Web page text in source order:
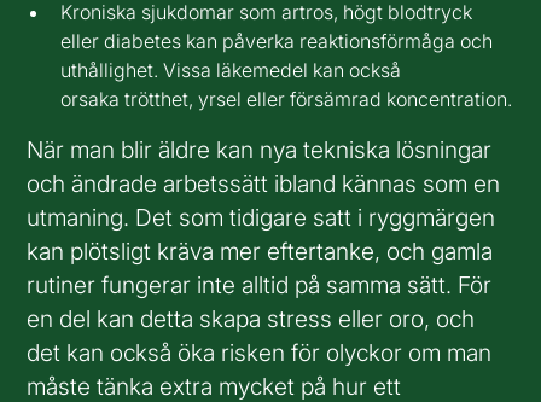
Kroniska sjukdomar som artros, högt blodtryck
eller diabetes kan påverka reaktionsförmåga och
uthållighet. Vissa läkemedel kan också
orsaka trötthet, yrsel eller försämrad koncentration.
När man blir äldre kan nya tekniska lösningar
och ändrade arbetssätt ibland kännas som en
utmaning. Det som tidigare satt i ryggmärgen
kan plötsligt kräva mer eftertanke, och gamla
rutiner fungerar inte alltid på samma sätt. För
en del kan detta skapa stress eller oro, och
det kan också öka risken för olyckor om man
måste tänka extra mycket på hur ett